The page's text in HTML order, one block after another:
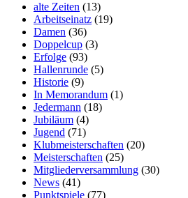
alte Zeiten (13)
Arbeitseinatz (19)
Damen (36)
Doppelcup (3)
Erfolge (93)
Hallenrunde (5)
Historie (9)
In Memorandum (1)
Jedermann (18)
Jubiläum (4)
Jugend (71)
Klubmeisterschaften (20)
Meisterschaften (25)
Mitgliederversammlung (30)
News (41)
Punktspiele (77)